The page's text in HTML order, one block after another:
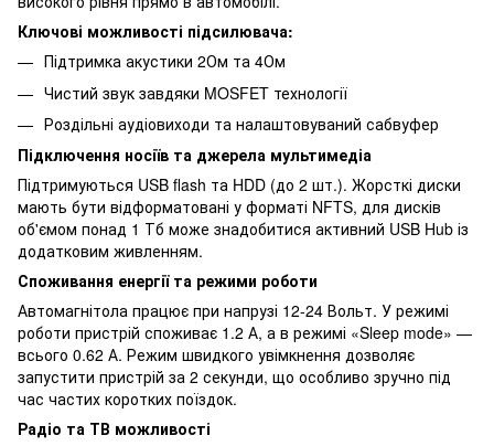
Ключові можливості підсилювача:
Підтримка акустики 2Ом та 4Ом
Чистий звук завдяки MOSFET технології
Роздільні аудіовиходи та налаштовуваний сабвуфер
Підключення носіїв та джерела мультимедіа
Підтримуються USB flash та HDD (до 2 шт.). Жорсткі диски
мають бути відформатовані у форматі NFTS, для дисків
об'ємом понад 1 Тб може знадобитися активний USB Hub із
додатковим живленням.
Споживання енергії та режими роботи
Автомагнітола працює при напрузі 12-24 Вольт. У режимі
роботи пристрій споживає 1.2 А, а в режимі «Sleep mode» —
всього 0.62 А. Режим швидкого увімкнення дозволяє
запустити пристрій за 2 секунди, що особливо зручно під
час частих коротких поїздок.
Радіо та ТВ можливості